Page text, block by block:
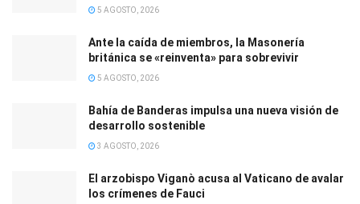
5 AGOSTO, 2026
Ante la caída de miembros, la Masonería
británica se «reinventa» para sobrevivir
5 AGOSTO, 2026
Bahía de Banderas impulsa una nueva visión de
desarrollo sostenible
3 AGOSTO, 2026
El arzobispo Viganò acusa al Vaticano de avalar
los crímenes de Fauci